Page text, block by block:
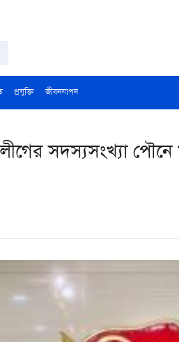
প্রযুক্তি জীবনযাপন
সদস্যসংখ্যা